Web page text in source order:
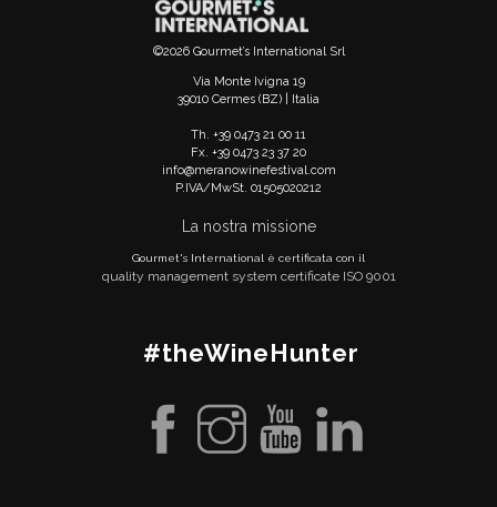
©2026 Gourmet’s International Srl
Via Monte Ivigna 19
39010 Cermes (BZ) | Italia
Th. +39 0473 21 00 11
Fx. +39 0473 23 37 20
info@meranowinefestival.com
P.IVA/MwSt. 01505020212
La nostra missione
Gourmet's International è certificata con il
quality management system certificate ISO 9001
#theWineHunter